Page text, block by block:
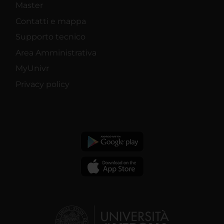
Master
Contatti e mappa
Supporto tecnico
Area Amministrativa
MyUnivr
Privacy policy